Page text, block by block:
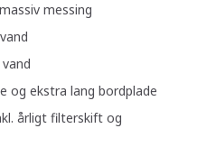
messing
og ekstra lang bordplade
årligt filterskift og